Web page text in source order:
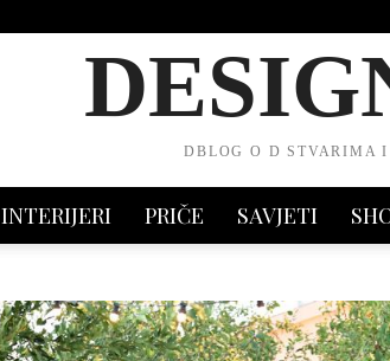
DBLOG O D STVARIMA
INTERIJERI PRIČE SAVJETI